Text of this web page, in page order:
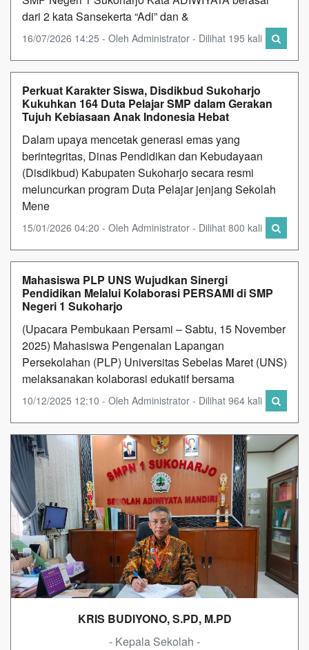
dari 2 kata Sansekerta “Adi” dan &
16/07/2026 14:25 - Oleh Administrator - Dilihat 195 kali
Perkuat Karakter Siswa, Disdikbud Sukoharjo
Kukuhkan 164 Duta Pelajar SMP dalam Gerakan
Tujuh Kebiasaan Anak Indonesia Hebat
Dalam upaya mencetak generasi emas yang
berintegritas, Dinas Pendidikan dan Kebudayaan
(Disdikbud) Kabupaten Sukoharjo secara resmi
meluncurkan program Duta Pelajar jenjang Sekolah
Mene
15/01/2026 04:20 - Oleh Administrator - Dilihat 800 kali
Mahasiswa PLP UNS Wujudkan Sinergi
Pendidikan Melalui Kolaborasi PERSAMI di SMP
Negeri 1 Sukoharjo
(Upacara Pembukaan Persami – Sabtu, 15 November
2025) Mahasiswa Pengenalan Lapangan
Persekolahan (PLP) Universitas Sebelas Maret (UNS)
melaksanakan kolaborasi edukatif bersama
10/12/2025 12:10 - Oleh Administrator - Dilihat 964 kali
KRIS BUDIYONO, S.PD, M.PD
- Kepala Sekolah -